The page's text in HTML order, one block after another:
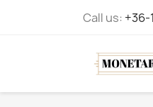
Call us: +36-